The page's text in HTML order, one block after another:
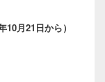
月21日から）